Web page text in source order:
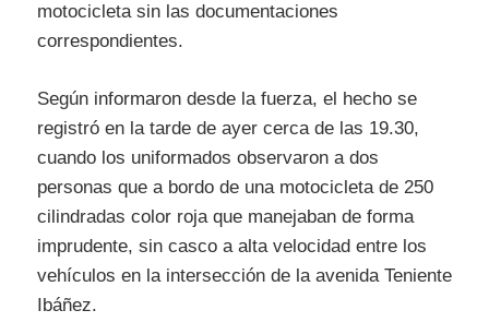
motocicleta sin las documentaciones
correspondientes.
Según informaron desde la fuerza, el hecho se
registró en la tarde de ayer cerca de las 19.30,
cuando los uniformados observaron a dos
personas que a bordo de una motocicleta de 250
cilindradas color roja que manejaban de forma
imprudente, sin casco a alta velocidad entre los
vehículos en la intersección de la avenida Teniente
Ibáñez.